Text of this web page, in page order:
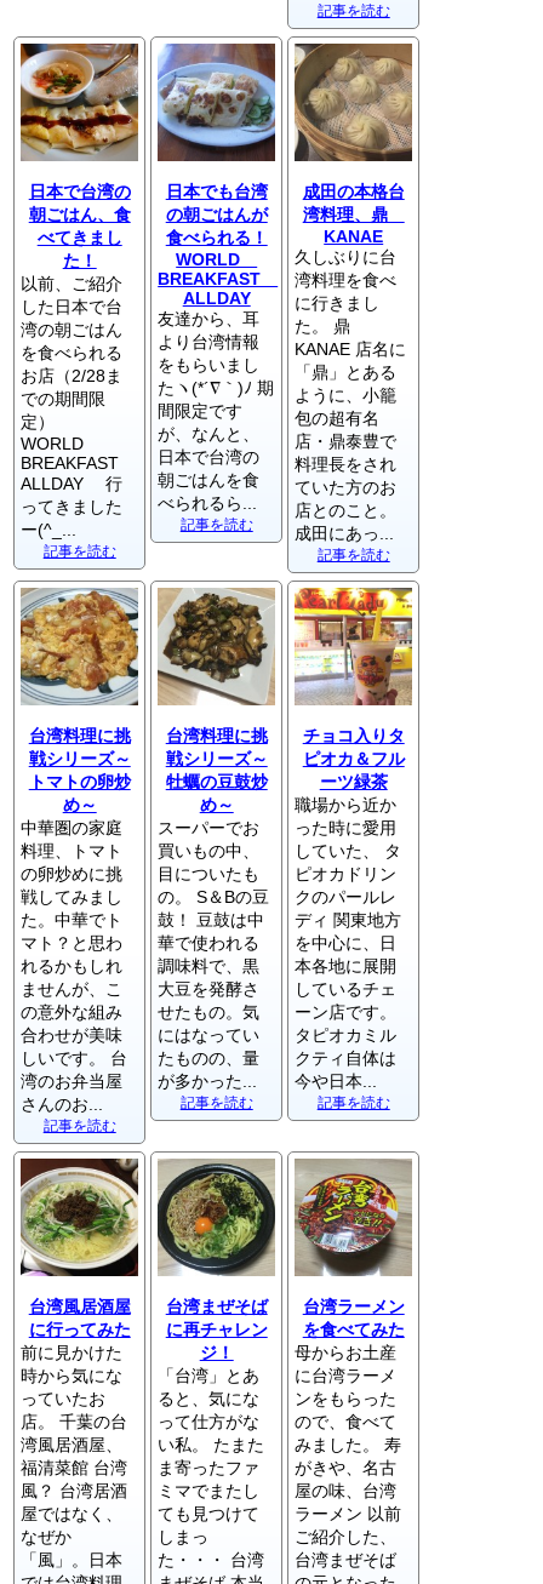
記事を読む
日本で台湾の
朝ごはん、食
べてきまし
た！
以前、ご紹介
した日本で台
湾の朝ごはん
を食べられる
お店（2/28ま
での期間限
定）
WORLD
BREAKFAST
ALLDAY 行
ってきました
ー(^_...
記事を読む
日本でも台湾
の朝ごはんが
食べられる！
WORLD
BREAKFAST
ALLDAY
友達から、耳
より台湾情報
をもらいまし
たヽ(*´∇｀)ﾉ 期
間限定です
が、なんと、
日本で台湾の
朝ごはんを食
べられるら...
記事を読む
成田の本格台
湾料理、鼎
KANAE
久しぶりに台
湾料理を食べ
に行きまし
た。 鼎
KANAE 店名に
「鼎」とある
ように、小籠
包の超有名
店・鼎泰豊で
料理長をされ
ていた方のお
店とのこと。
成田にあっ...
記事を読む
台湾料理に挑
戦シリーズ～
トマトの卵炒
め～
中華圏の家庭
料理、トマト
の卵炒めに挑
戦してみまし
た。中華でト
マト？と思わ
れるかもしれ
ませんが、こ
の意外な組み
合わせが美味
しいです。 台
湾のお弁当屋
さんのお...
記事を読む
台湾料理に挑
戦シリーズ～
牡蠣の豆鼓炒
め～
スーパーでお
買いもの中、
目についたも
の。 S＆Bの豆
鼓！ 豆鼓は中
華で使われる
調味料で、黒
大豆を発酵さ
せたもの。気
にはなってい
たものの、量
が多かった...
記事を読む
チョコ入りタ
ピオカ＆フル
ーツ緑茶
職場から近か
った時に愛用
していた、 タ
ピオカドリン
クのパールレ
ディ 関東地方
を中心に、日
本各地に展開
しているチェ
ーン店です。
タピオカミル
クティ自体は
今や日本...
記事を読む
台湾風居酒屋
に行ってみた
前に見かけた
時から気にな
っていたお
店。 千葉の台
湾風居酒屋、
福清菜館 台湾
風？ 台湾居酒
屋ではなく、
なぜか
「風」。日本
台湾まぜそば
に再チャレン
ジ！
「台湾」とあ
ると、気にな
って仕方がな
い私。 たまた
ま寄ったファ
ミマでまたし
ても見つけて
しまっ
た・・・ 台湾
台湾ラーメン
を食べてみた
母からお土産
に台湾ラーメ
ンをもらった
ので、食べて
みました。 寿
がきや、名古
屋の味、台湾
ラーメン 以前
ご紹介した、
台湾まぜそば